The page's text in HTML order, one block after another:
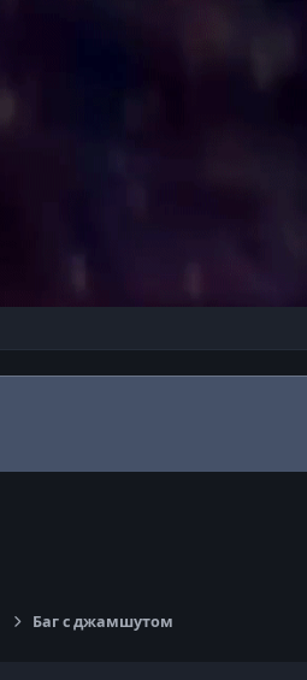
Баг с джамшутом